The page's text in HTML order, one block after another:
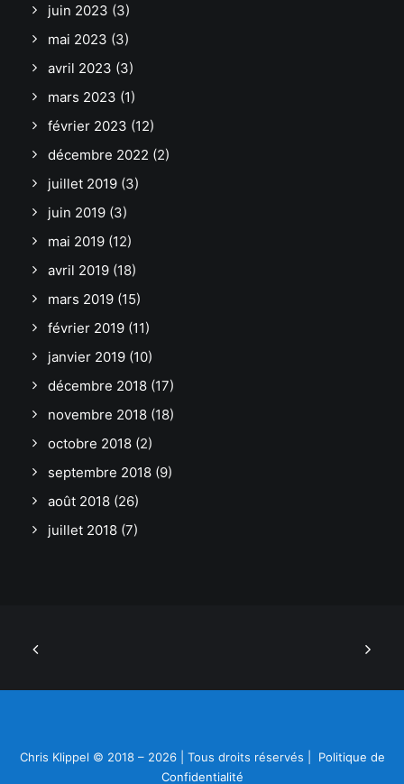
juin 2023 (3)
mai 2023 (3)
avril 2023 (3)
mars 2023 (1)
février 2023 (12)
décembre 2022 (2)
juillet 2019 (3)
juin 2019 (3)
mai 2019 (12)
avril 2019 (18)
mars 2019 (15)
février 2019 (11)
janvier 2019 (10)
décembre 2018 (17)
novembre 2018 (18)
octobre 2018 (2)
septembre 2018 (9)
août 2018 (26)
juillet 2018 (7)
Chris Klippel © 2018 – 2026 | Tous droits réservés | Politique de
Confidentialité